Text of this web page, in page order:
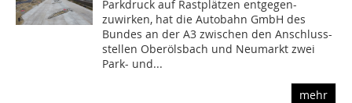
Parkdruck auf Rastplätzen entgegen-
zuwirken, hat die Autobahn GmbH des
Bundes an der A3 zwischen den Anschluss-
stellen Oberölsbach und Neumarkt zwei
Park- und...
mehr